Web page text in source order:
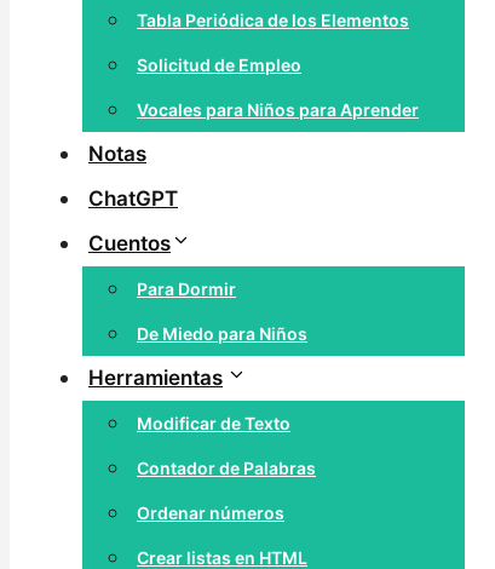
Tabla Periódica de los Elementos
Solicitud de Empleo
Vocales para Niños para Aprender
Notas
ChatGPT
Cuentos
Para Dormir
De Miedo para Niños
Herramientas
Modificar de Texto
Contador de Palabras
Ordenar números
Crear listas en HTML